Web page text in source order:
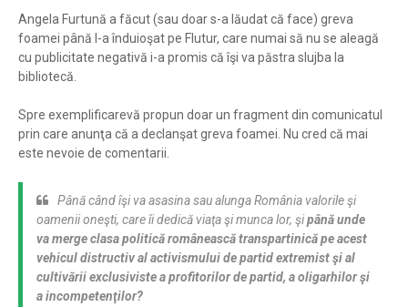
Angela Furtună a făcut (sau doar s-a lăudat că face) greva
foamei până l-a înduioşat pe Flutur, care numai să nu se aleagă
cu publicitate negativă i-a promis că îşi va păstra slujba la
bibliotecă.
Spre exemplificarevă propun doar un fragment din comunicatul
prin care anunţa că a declanşat greva foamei. Nu cred că mai
este nevoie de comentarii.
Până când îşi va asasina sau alunga România valorile şi
oamenii oneşti, care îi dedică viaţa şi munca lor, şipână unde
va merge clasa politică românească transpartinică pe acest
vehicul distructiv al activismului de partid extremist şi al
cultivării exclusiviste a profitorilor de partid, a oligarhilor şi
a incompetenţilor?